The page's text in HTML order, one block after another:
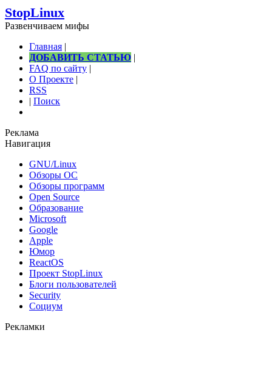
StopLinux
Развенчиваем мифы
Главная |
ДОБАВИТЬ СТАТЬЮ |
FAQ по сайту |
О Проекте |
RSS
| Поиск
Реклама
Навигация
GNU/Linux
Обзоры ОС
Обзоры программ
Open Source
Образование
Microsoft
Google
Apple
Юмор
ReactOS
Проект StopLinux
Блоги пользователей
Security
Социум
Рекламки